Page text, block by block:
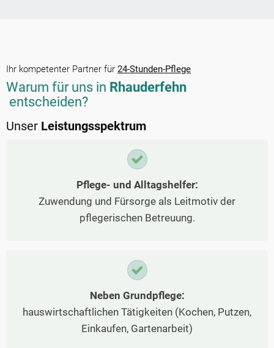
Ihr kompetenter Partner für 24-Stunden-Pflege
Warum für uns in Rhauderfehn
entscheiden?
Unser Leistungsspektrum
Pflege- und Alltagshelfer:
Zuwendung und Fürsorge als Leitmotiv der
pflegerischen Betreuung.
Neben Grundpflege:
hauswirtschaftlichen Tätigkeiten (Kochen, Putzen,
Einkaufen, Gartenarbeit)